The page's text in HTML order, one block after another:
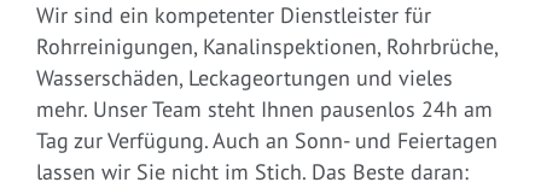
Wir sind ein kompetenter Dienstleister für
Rohrreinigungen, Kanalinspektionen, Rohrbrüche,
Wasserschäden, Leckageortungen und vieles
mehr. Unser Team steht Ihnen pausenlos 24h am
Tag zur Verfügung. Auch an Sonn- und Feiertagen
lassen wir Sie nicht im Stich. Das Beste daran: